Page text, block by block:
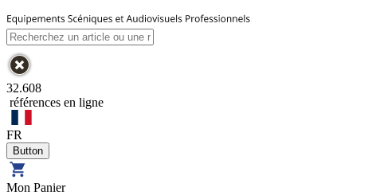
32.608
références en ligne
FR
Mon Panier